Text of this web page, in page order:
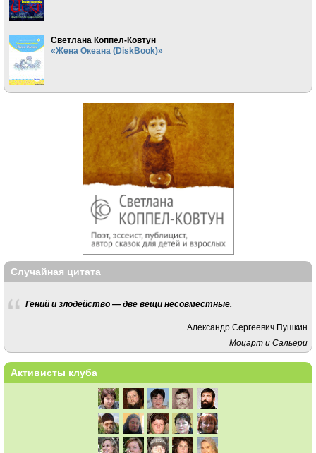
Светлана Коппел-Ковтун
«Жена Океана (DiskBook)»
Случайная цитата
Гений и злодейство — две вещи несовместные.
Александр Сергеевич Пушкин
Моцарт и Сальери
Активисты клуба